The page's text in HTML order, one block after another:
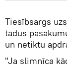
Tiesībsargs
tādus
un netiktu
"Ja slimnīca